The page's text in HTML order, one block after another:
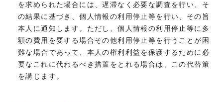
を求められた場合には、遅滞なく必要な調査を行い、そ
の結果に基づき、個人情報の利用停止等を行い、その旨
本人に通知します。ただし、個人情報の利用停止等に多
額の費用を要する場合その他利用停止等を行うことが困
難な場合であって、本人の権利利益を保護するために必
要なこれに代わるべき措置をとれる場合は、この代替策
を講じます。